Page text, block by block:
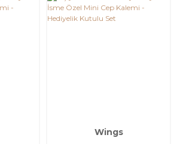
Wings